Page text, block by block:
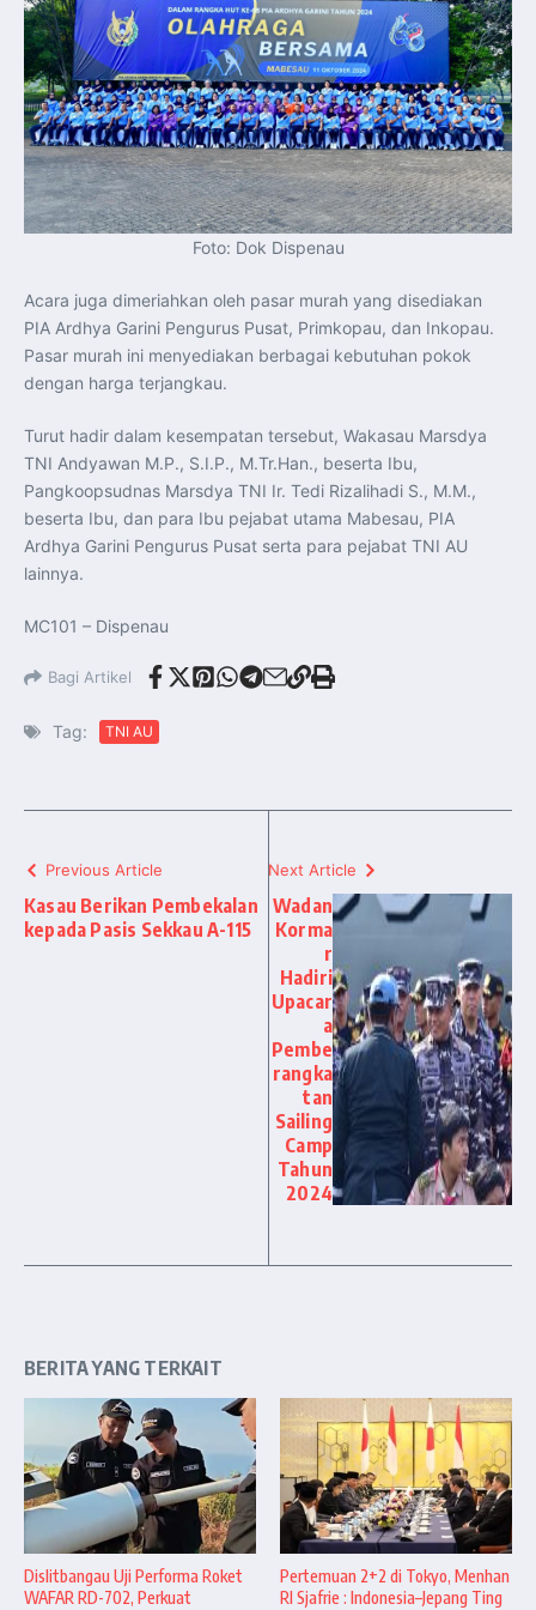
Foto: Dok Dispenau
Acara juga dimeriahkan oleh pasar murah yang disediakan
PIA Ardhya Garini Pengurus Pusat, Primkopau, dan Inkopau.
Pasar murah ini menyediakan berbagai kebutuhan pokok
dengan harga terjangkau.
Turut hadir dalam kesempatan tersebut, Wakasau Marsdya
TNI Andyawan M.P., S.I.P., M.Tr.Han., beserta Ibu,
Pangkoopsudnas Marsdya TNI Ir. Tedi Rizalihadi S., M.M.,
beserta Ibu, dan para Ibu pejabat utama Mabesau, PIA
Ardhya Garini Pengurus Pusat serta para pejabat TNI AU
lainnya.
MC101 – Dispenau
Bagi Artikel
Tag: TNI AU
Previous Article
Kasau Berikan Pembekalan
kepada Pasis Sekkau A-115
Next Article
Wadan
Korma
r
Hadiri
Upacar
a
Pembe
rangka
tan
Sailing
Camp
Tahun
2024
BERITA YANG TERKAIT
Dislitbangau Uji Performa Roket
WAFAR RD-702, Perkuat
Pertemuan 2+2 di Tokyo, Menhan
RI Sjafrie : Indonesia–Jepang Ting